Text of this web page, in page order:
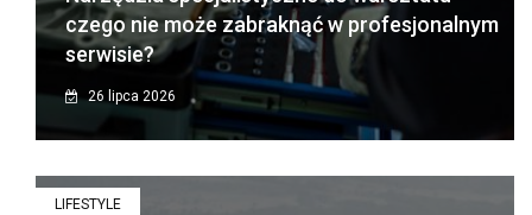
czego nie może zabraknąć w profesjonalnym
serwisie?
26 lipca 2026
LIFESTYLE